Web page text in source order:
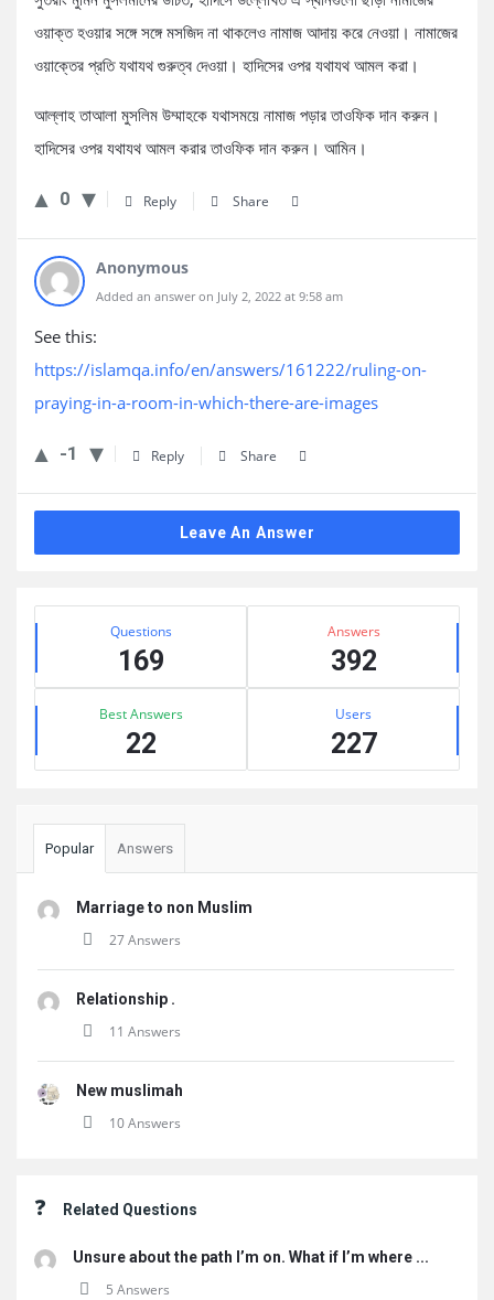
ওয়াক্ত হওয়ার সঙ্গে সঙ্গে মসজিদ না থাকলেও নামাজ আদায় করে নেওয়া। নামাজের
ওয়াক্তের প্রতি যথাযথ গুরুত্ব দেওয়া। হাদিসের ওপর যথাযথ আমল করা।
আল্লাহ তাআলা মুসলিম উম্মাহকে যথাসময়ে নামাজ পড়ার তাওফিক দান করুন।
হাদিসের ওপর যথাযথ আমল করার তাওফিক দান করুন। আমিন।
0 Reply Share
Anonymous
Added an answer on July 2, 2022 at 9:58 am
See this:
https://islamqa.info/en/answers/161222/ruling-on-
praying-in-a-room-in-which-there-are-images
-1 Reply Share
Leave An Answer
Sidebar
Stats Questions
169
Answers
392
Best Answers
22
Users
227
Popular Answers
Marriage to non Muslim
27 Answers
Relationship .
11 Answers
New muslimah
10 Answers
Related Questions
Unsure about the path I’m on. What if I’m where ...
5 Answers